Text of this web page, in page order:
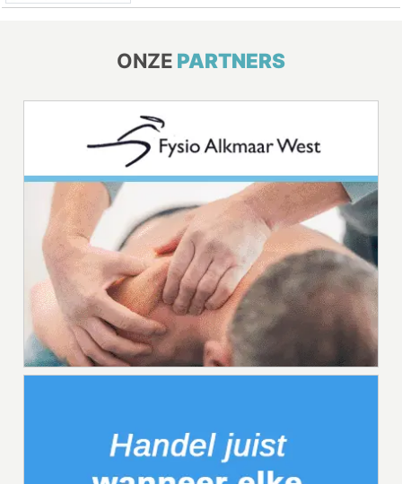
ONZE PARTNERS